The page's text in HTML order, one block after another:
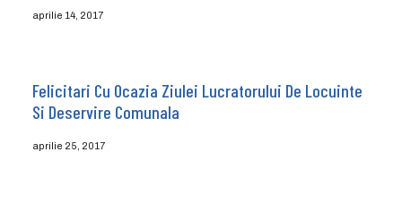
aprilie 14, 2017
Felicitari Cu Ocazia Ziulei Lucratorului De Locuinte
Si Deservire Comunala
aprilie 25, 2017